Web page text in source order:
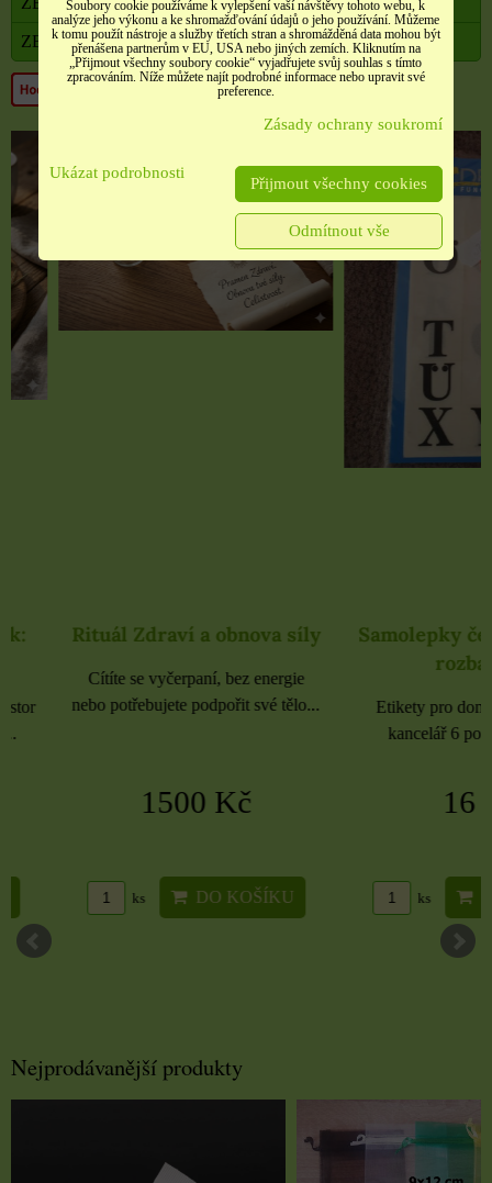
ZBOŽÍ VE VÝPRODEJI
Rituál Zdraví a obnova síly
Cítíte se vyčerpaní, bez energie
nebo potřebujete podpořit své tělo...
1500 Kč
DO KOŠÍKU
Samolepky černé
rozbaleno
Etikety pro
kancelář 6 použitých
16 Kč
DO
Nejprodávanější produkty
Soubory cookie používáme k vylepšení vaší návštěvy tohoto webu, k
analýze jeho výkonu a ke shromažďování údajů o jeho používání. Můžeme
k tomu použít nástroje a služby třetích stran a shromážděná data mohou být
přenášena partnerům v EU, USA nebo jiných zemích. Kliknutím na
„Přijmout všechny soubory cookie“ vyjadřujete svůj souhlas s tímto
zpracováním. Níže můžete najít podrobné informace nebo upravit své
preference.
Zásady ochrany soukromí
Ukázat podrobnosti
Přijmout všechny cookies
Odmítnout vše